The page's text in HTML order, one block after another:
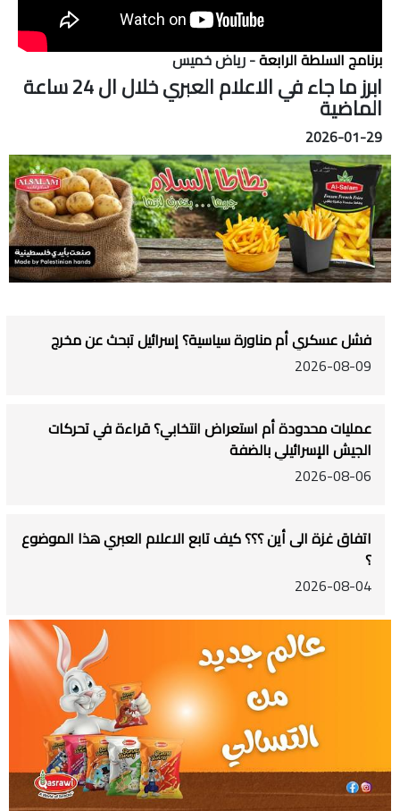
برنامج السلطة الرابعة- رياض خميس
ابرز ما جاء في الاعلام العبري خلال ال 24 ساعة
الماضية
2026-01-29
فشل عسكري أم مناورة سياسية؟ إسرائيل تبحث عن مخرج
2026-08-09
عمليات محدودة أم استعراض انتخابي؟ قراءة في تحركات
الجيش الإسرائيلي بالضفة
2026-08-06
اتفاق غزة الى أين ؟؟؟ كيف تابع الاعلام العبري هذا الموضوع
؟
2026-08-04